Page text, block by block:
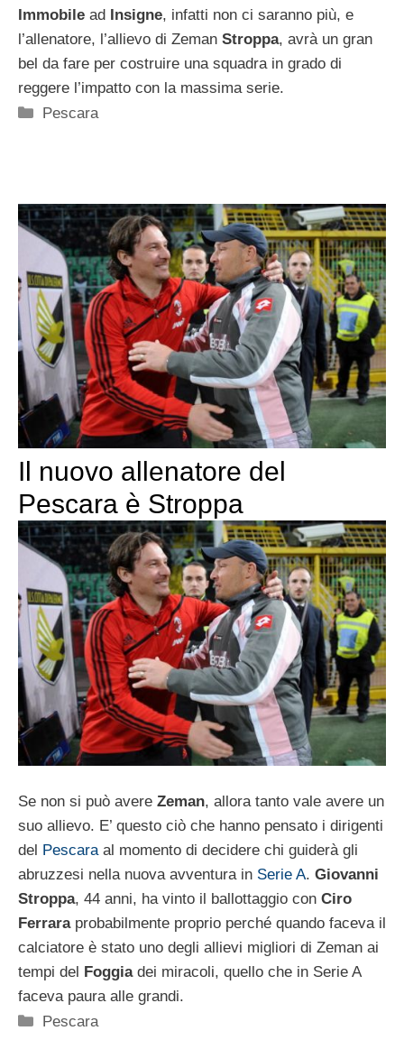
Immobile ad Insigne, infatti non ci saranno più, e
l’allenatore, l’allievo di Zeman Stroppa, avrà un gran
bel da fare per costruire una squadra in grado di
reggere l’impatto con la massima serie.
Categorie
Pescara
Il nuovo allenatore del
Pescara è Stroppa
Se non si può avere Zeman, allora tanto vale avere un
suo allievo. E’ questo ciò che hanno pensato i dirigenti
del Pescara al momento di decidere chi guiderà gli
abruzzesi nella nuova avventura in Serie A. Giovanni
Stroppa, 44 anni, ha vinto il ballottaggio con Ciro
Ferraraprobabilmente proprio perché quando faceva il
calciatore è stato uno degli allievi migliori di Zeman ai
tempi del Foggiadei miracoli, quello che in Serie A
faceva paura alle grandi.
Categorie
Pescara